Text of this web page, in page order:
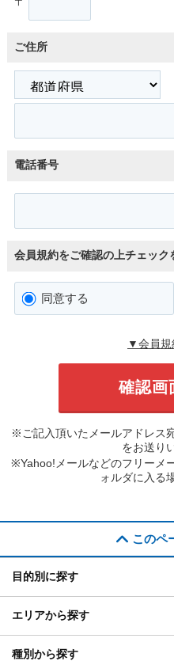
ご住所
電話番号
会員規約をご確認の上チェック
同意する
▼会員
※ご記入頂いたメールアドレス
をお送り
※Yahoo!メールなどのフリーメ
ォルダに入る
このペ
目的別に探す
エリアから探す
種別から探す